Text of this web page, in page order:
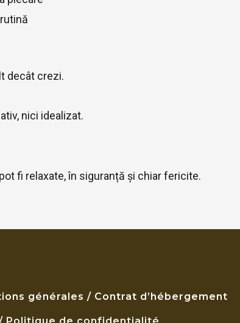
decât crezi.
nici idealizat.
fi relaxate, în siguranță și chiar fericite.
générales / Contrat d’hébergement